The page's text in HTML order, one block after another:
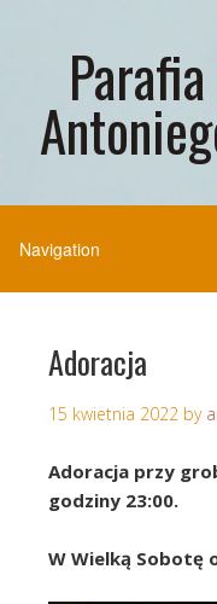
Adoracja
15 kwietnia 2022 by
Adoracja przy
godziny 23:00.
W Wielką Sobotę